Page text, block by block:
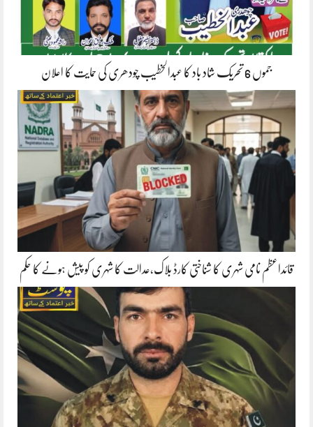
جموں 6 تحریک شاد باد کا عبدالخطیب چودھری کی حمایت کا اعلان
قائداعظم نامی شہری کا شناختی کارڈ بلاک،عدالت کا شہری کو پیش ہونے کا حکم